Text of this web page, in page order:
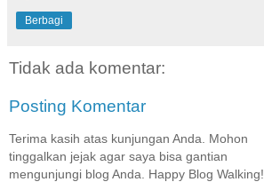
Berbagi
Tidak ada komentar:
Posting Komentar
Terima kasih atas kunjungan Anda. Mohon
tinggalkan jejak agar saya bisa gantian
mengunjungi blog Anda. Happy Blog Walking!